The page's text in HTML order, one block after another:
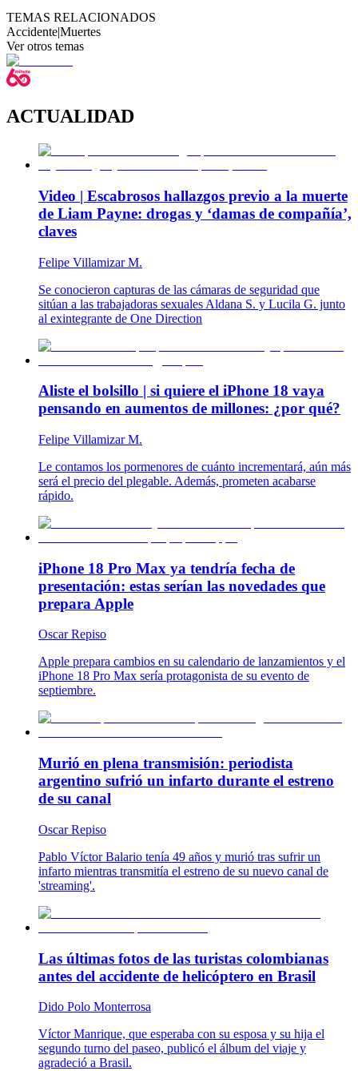
TEMAS RELACIONADOS
Accidente|Muertes
Ver otros temas
ACTUALIDAD
Video | Escabrosos hallazgos previo a la muerte
de Liam Payne: drogas y ‘damas de compañía’,
claves
Felipe Villamizar M.
Se conocieron capturas de las cámaras de seguridad que
sitúan a las trabajadoras sexuales Aldana S. y Lucila G. junto
al exintegrante de One Direction
Aliste el bolsillo | si quiere el iPhone 18 vaya
pensando en aumentos de millones: ¿por qué?
Felipe Villamizar M.
Le contamos los pormenores de cuánto incrementará, aún más
será el precio del plegable. Además, prometen acabarse
rápido.
iPhone 18 Pro Max ya tendría fecha de
presentación: estas serían las novedades que
prepara Apple
Oscar Repiso
Apple prepara cambios en su calendario de lanzamientos y el
iPhone 18 Pro Max sería protagonista de su evento de
septiembre.
Murió en plena transmisión: periodista
argentino sufrió un infarto durante el estreno
de su canal
Oscar Repiso
Pablo Víctor Balario tenía 49 años y murió tras sufrir un
infarto mientras transmitía el estreno de su nuevo canal de
'streaming'.
Las últimas fotos de las turistas colombianas
antes del accidente de helicóptero en Brasil
Dido Polo Monterrosa
Víctor Manrique, que esperaba con su esposa y su hija el
segundo turno del paseo, publicó el álbum del viaje y
agradeció a Brasil.